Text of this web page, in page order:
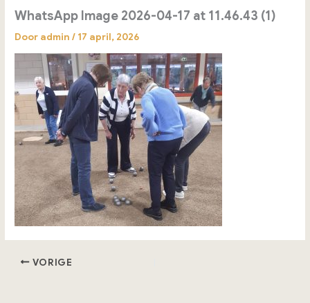
WhatsApp Image 2026-04-17 at 11.46.43 (1)
Door admin/ 17 april, 2026
VORIGE